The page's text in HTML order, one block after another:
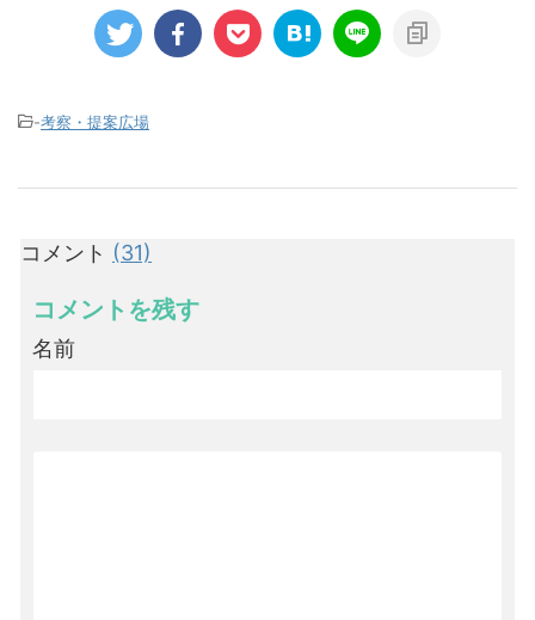
-考察・提案広場
コメント (31)
コメントを残す
名前